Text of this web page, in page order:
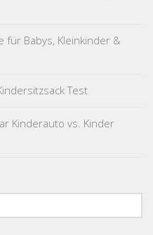
für Babys, Kleinkinder &
Test
Kinderauto vs. Kinder